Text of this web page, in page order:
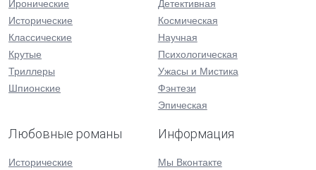
Иронические
Исторические
Классические
Крутые
Триллеры
Шпионские
Детективная
Космическая
Научная
Психологическая
Ужасы и Мистика
Фэнтези
Эпическая
Любовные романы
Исторические
Информация
Мы Вконтакте